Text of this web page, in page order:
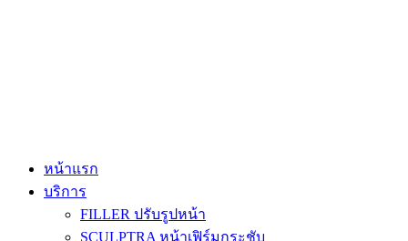
หน้าแรก
บริการ
FILLER ปรับรูปหน้า
SCULPTRA หน้าเฟิร์มกระชับ